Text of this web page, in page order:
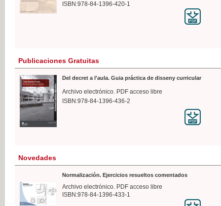
ISBN:978-84-1396-420-1
Publicaciones Gratuitas
Del decret a l'aula. Guia práctica de disseny curricular
Archivo electrónico. PDF acceso libre
ISBN:978-84-1396-436-2
Novedades
Normalización. Ejercicios resueltos comentados
Archivo electrónico. PDF acceso libre
ISBN:978-84-1396-433-1